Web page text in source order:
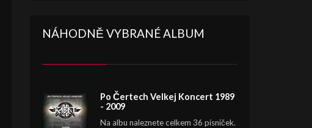
NÁHODNĚ VYBRANÉ ALBUM
Po Čertech Velkej Koncert 1989
- 2009
Na albu naleznete celkem 36 písniček.